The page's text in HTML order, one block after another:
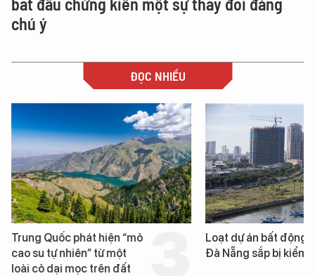
chú ý
ĐỌC NHIỀU
Trung Quốc phát hiện “mỏ
cao su tự nhiên” từ một
loài cỏ dại mọc trên đất
Loạt dự án bất động
Đà Nẵng sắp bị kiểm